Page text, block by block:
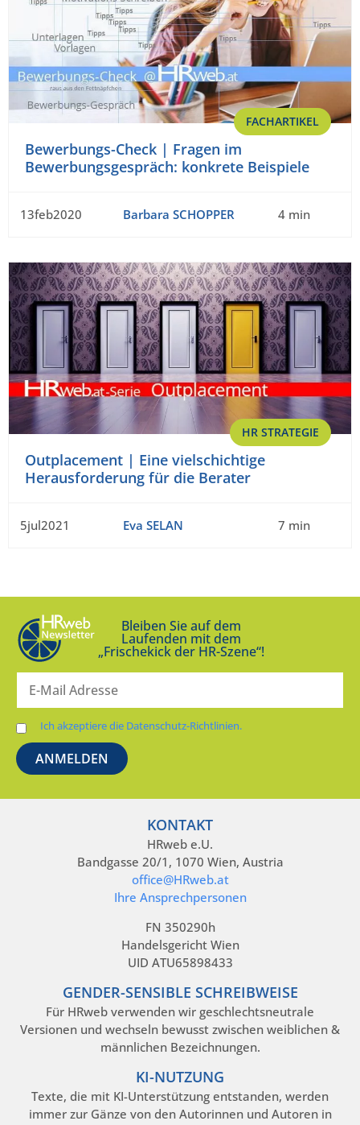
FACHARTIKEL
Bewerbungs-Check | Fragen im
Bewerbungsgespräch: konkrete Beispiele
13feb2020 Barbara SCHOPPER 4 min
HR STRATEGIE
Outplacement | Eine vielschichtige
Herausforderung für die Berater
5jul2021 Eva SELAN 7 min
Bleiben Sie auf dem
Laufenden mit dem
„Frischekick der HR-Szene“!
Ich akzeptiere die Datenschutz-Richtlinien.
KONTAKT
HRweb e.U.
Bandgasse 20/1, 1070 Wien, Austria
office@HRweb.at
Ihre Ansprechpersonen
FN 350290h
Handelsgericht Wien
UID ATU65898433
GENDER-SENSIBLE SCHREIBWEISE
Für HRweb verwenden wir geschlechtsneutrale
Versionen und wechseln bewusst zwischen weiblichen &
männlichen Bezeichnungen.
KI-NUTZUNG
Texte, die mit KI-Unterstützung entstanden, werden
immer zur Gänze von den Autorinnen und Autoren in